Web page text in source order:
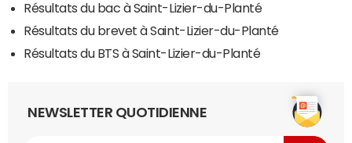
Résultats du bac à Saint-Lizier-du-Planté
Résultats du brevet à Saint-Lizier-du-Planté
Résultats du BTS à Saint-Lizier-du-Planté
NEWSLETTER QUOTIDIENNE